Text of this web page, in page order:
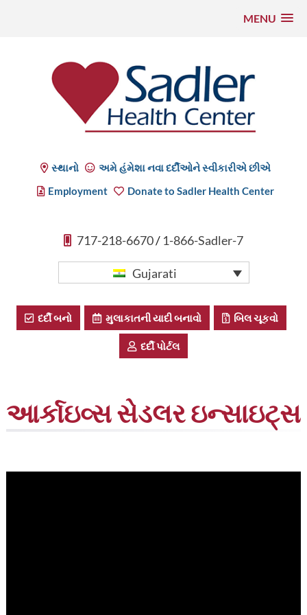
MENU
સ્થાનો
અમે હંમેશા નવા દર્દીઓને સ્વીકારીએ છીએ
Employment
Donate to Sadler Health Center
717-218-6670/ 1-866-Sadler-7
Gujarati
દર્દી બનો મુલાકાતની યાદી બનાવો બિલ ચૂકવો
દર્દી પોર્ટલ
આર્કાઇવ્સસેડલર ઇન્સાઇટ્સ